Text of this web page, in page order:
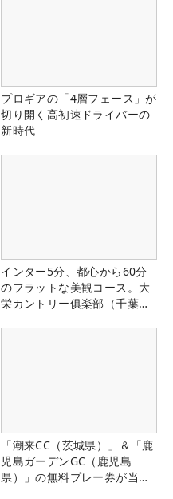
プロギアの「4層フェース」が
切り開く高初速ドライバーの
新時代
インター5分、都心から60分
のフラットな美観コース。大
栄カントリー俱楽部（千葉
「潮来CC（茨城県）」＆「鹿
児島ガーデンGC（鹿児島
県）」の無料プレー券が当た